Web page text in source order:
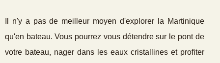
Il n'y a pas de meilleur moyen d'explorer la Martinique
qu'en bateau. Vous pourrez vous détendre sur le pont de
votre bateau, nager dans les eaux cristallines et profiter